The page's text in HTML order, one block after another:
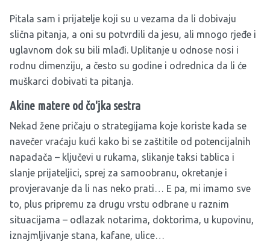
Pitala sam i prijatelje koji su u vezama da li dobivaju
slična pitanja, a oni su potvrdili da jesu, ali mnogo rjeđe i
uglavnom dok su bili mlađi. Uplitanje u odnose nosi i
rodnu dimenziju, a često su godine i odrednica da li će
muškarci dobivati ta pitanja.
Akine matere od čo'jka sestra
Nekad žene pričaju o strategijama koje koriste kada se
navečer vraćaju kući kako bi se zaštitile od potencijalnih
napadača – ključevi u rukama, slikanje taksi tablica i
slanje prijateljici, sprej za samoobranu, okretanje i
provjeravanje da li nas neko prati… E pa, mi imamo sve
to, plus pripremu za drugu vrstu odbrane u raznim
situacijama – odlazak notarima, doktorima, u kupovinu,
iznajmljivanje stana, kafane, ulice…